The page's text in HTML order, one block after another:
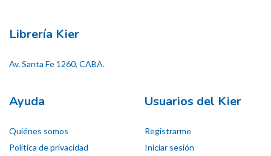
Librería Kier
Av. Santa Fe 1260, CABA.
Ayuda
Quiénes somos
Política de privacidad
Usuarios del Kier
Registrarme
Iniciar sesión